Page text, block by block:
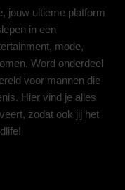
jouw ultieme platform
in een
mode,
Word onderdeel
voor mannen die
Hier vind je alles
zodat ook jij het